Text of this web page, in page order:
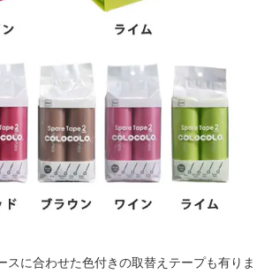
スに合わせた色付きの取替えテープも有りま